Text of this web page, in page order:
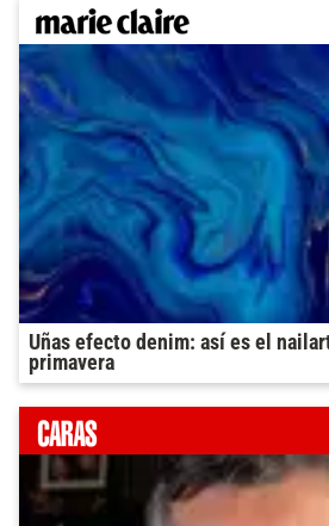
Uñas efecto denim: así es el
primavera